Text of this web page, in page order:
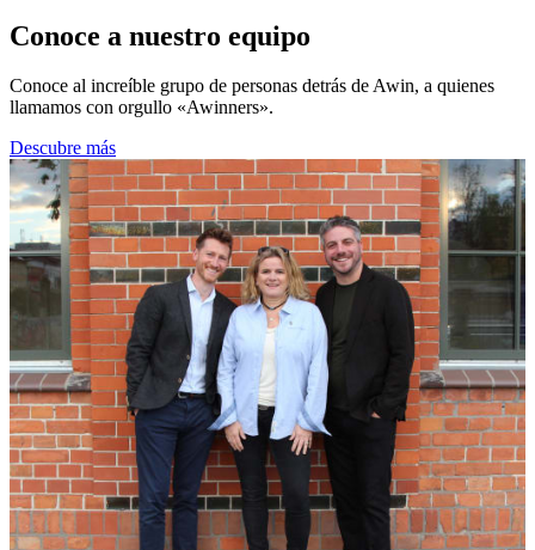
Conoce a nuestro equipo
Conoce al increíble grupo de personas detrás de Awin, a quienes
llamamos con orgullo «Awinners».
Descubre más